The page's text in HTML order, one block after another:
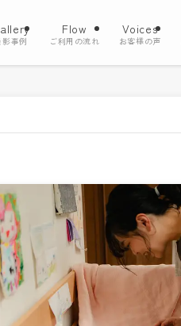
影事例
Flow
ご利用の流れ
Voices
お客様の声